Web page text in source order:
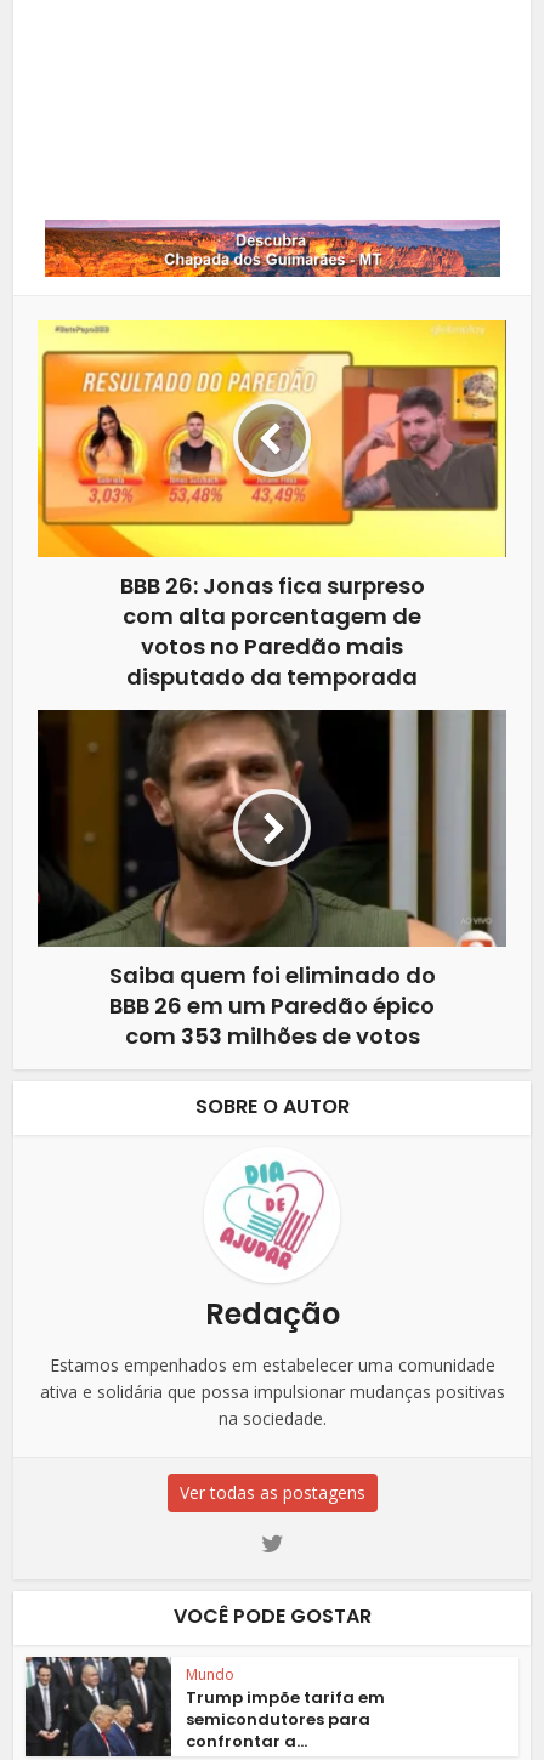
BBB 26: Jonas fica surpreso
com alta porcentagem de
votos no Paredão mais
disputado da temporada
Saiba quem foi eliminado do
BBB 26 em um Paredão épico
com 353 milhões de votos
SOBRE O AUTOR
Redação
Estamos empenhados em estabelecer uma comunidade
ativa e solidária que possa impulsionar mudanças positivas
na sociedade.
Ver todas as postagens
VOCÊ PODE GOSTAR
Mundo
Trump impõe tarifa em
semicondutores para
confrontar a...